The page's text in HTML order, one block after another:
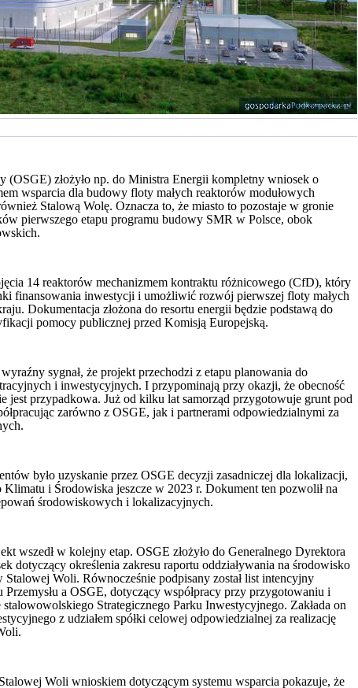
(OSGE) złożyło np. do Ministra Energii kompletny wniosek o
wsparcia dla budowy floty małych reaktorów modułowych
Stalową Wolę. Oznacza to, że miasto to pozostaje w gronie
pierwszego etapu programu budowy SMR w Polsce, obok
14 reaktorów mechanizmem kontraktu różnicowego (CfD), który
finansowania inwestycji i umożliwić rozwój pierwszej floty małych
Dokumentacja złożona do resortu energii będzie podstawą do
pomocy publicznej przed Komisją Europejską.
sygnał, że projekt przechodzi z etapu planowania do
i inwestycyjnych. I przypominają przy okazji, że obecność
jest przypadkowa. Już od kilku lat samorząd przygotowuje grunt pod
zarówno z OSGE, jak i partnerami odpowiedzialnymi za
było uzyskanie przez OSGE decyzji zasadniczej dla lokalizacji,
i Środowiska jeszcze w 2023 r. Dokument ten pozwolił na
środowiskowych i lokalizacyjnych.
wszedł w kolejny etap. OSGE złożyło do Generalnego Dyrektora
dotyczący określenia zakresu raportu oddziaływania na środowisko
Woli. Równocześnie podpisany został list intencyjny
a OSGE, dotyczący współpracy przy przygotowaniu i
Strategicznego Parku Inwestycyjnego. Zakłada on
z udziałem spółki celowej odpowiedzialnej za realizację
Woli wnioskiem dotyczącym systemu wsparcia pokazuje, że